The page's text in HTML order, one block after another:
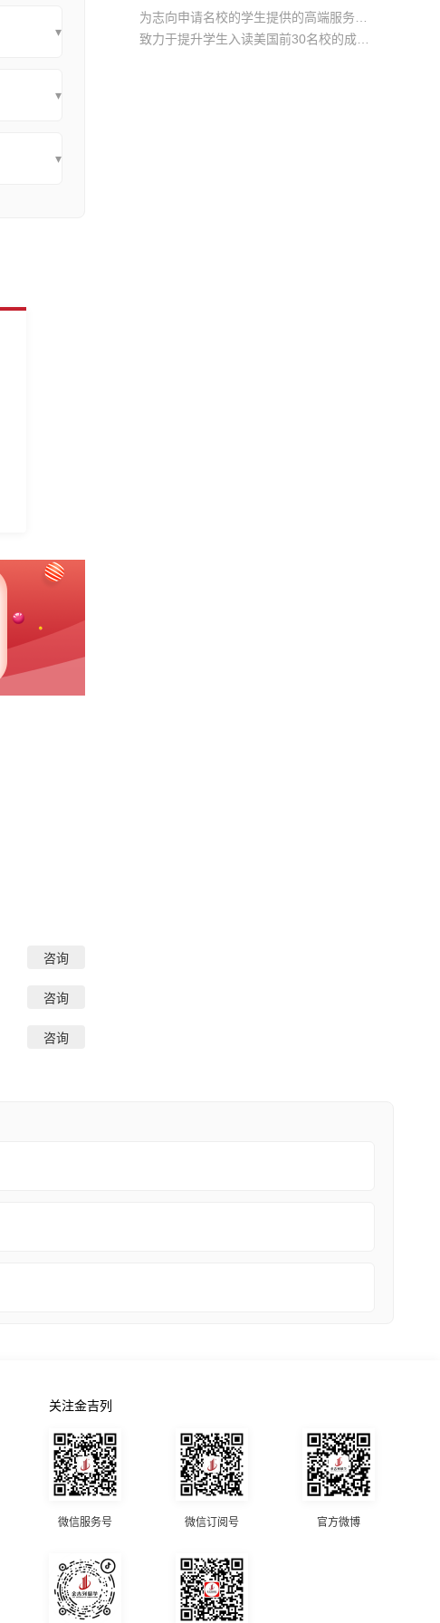
▾
▾
▾
咨询
咨询
咨询
关注金吉列
微信服务号 微信订阅号 官方微博